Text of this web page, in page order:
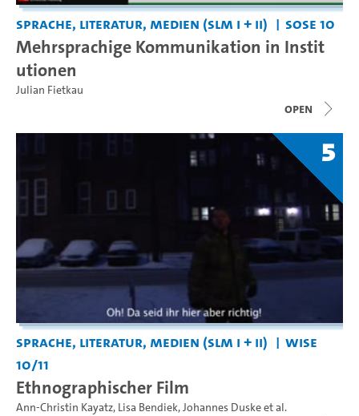
Sprache, Literatur, Medien (SLM I + II) SoSe 10
Mehrsprachige Kommunikation in Instit
utionen
Julian Fietkau
open
5
Sprache, Literatur, Medien (SLM I + II)
WiSe
10/11
Ethnographischer Film
Ann-Christin Kayatz, Lisa Bendiek,Johannes Duskeet al.